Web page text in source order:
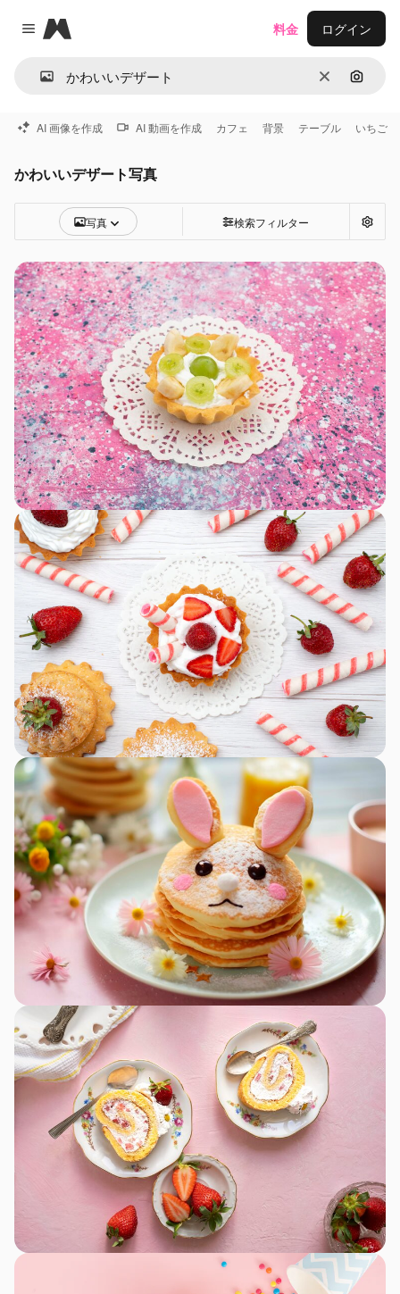
Close menu
Magnific
消去 画像で
料金 ログイン
AI 画像を作成 AI 動画を作成 カフェ 背景 テーブル いちご
かわいいデザート写真
写真 検索フィルター